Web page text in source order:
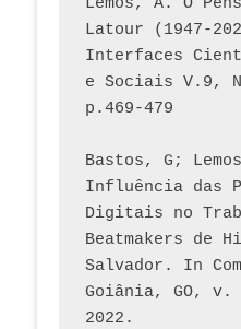
Latour (1947-
Interfaces
e Sociais V.9,
p.469-479
Bastos, G;
Influência das
Digitais no
Beatmakers de
Salvador. In
Goiânia, GO,
2022.